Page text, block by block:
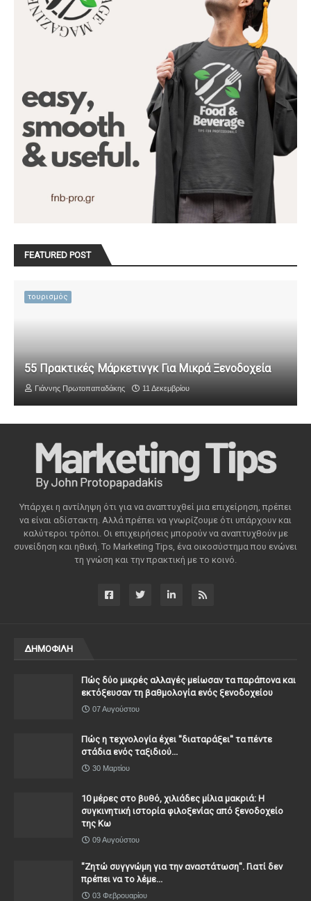
FEATURED POST
τουρισμός
55 Πρακτικές Μάρκετινγκ Για Μικρά Ξενοδοχεία
Γιάννης Πρωτοπαπαδάκης 11 Δεκεμβρίου
Υπάρχει η αντίληψη ότι για να αναπτυχθεί μια επιχείρηση, πρέπει
να είναι αδίστακτη. Αλλά πρέπει να γνωρίζουμε ότι υπάρχουν και
καλύτεροι τρόποι. Οι επιχειρήσεις μπορούν να αναπτυχθούν με
συνείδηση ​​και ηθική. Το Marketing Tips, ένα οικοσύστημα που ενώνει
τη γνώση και την πρακτική με το κοινό.
ΔΗΜΟΦΙΛΗ
Πώς δύο μικρές αλλαγές μείωσαν τα παράπονα και
εκτόξευσαν τη βαθμολογία ενός ξενοδοχείου
07 Αυγούστου
Πώς η τεχνολογία έχει ''διαταράξει'' τα πέντε
στάδια ενός ταξιδιού...
30 Μαρτίου
10 μέρες στο βυθό, χιλιάδες μίλια μακριά: Η
συγκινητική ιστορία φιλοξενίας από ξενοδοχείο
της Κω
09 Αυγούστου
"Ζητώ συγγνώμη για την αναστάτωση". Γιατί δεν
πρέπει να το λέμε...
03 Φεβρουαρίου